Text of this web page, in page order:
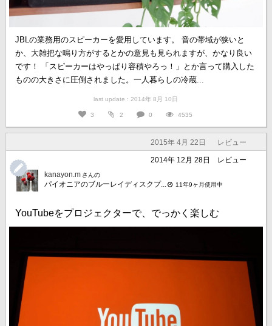
JBLの業務用のスピーカーを愛用しています。 音の帯域が狭いと
か、大雑把な鳴り方がするとかの意見も見られますが、かなり良い
です！ 「スピーカーはやっぱり容積やろっ！」とか言って購入した
ものの大きさに圧倒されました。一人暮らしの冷蔵...
last update : 2014年 8月 10日
3 2 0 4535
2015年 4月 22日 レビュー
2014年 12月 28日
レビュー
kanayon.m さんの
パイオニアのブルーレイディスクプ... 11年9ヶ月使用中
YouTubeをプロジェクターで、でっかく楽しむ